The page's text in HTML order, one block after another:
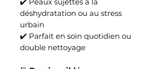
déshydratation ou au stress
urbain
✔️ Parfait en soin quotidien ou
double nettoyage